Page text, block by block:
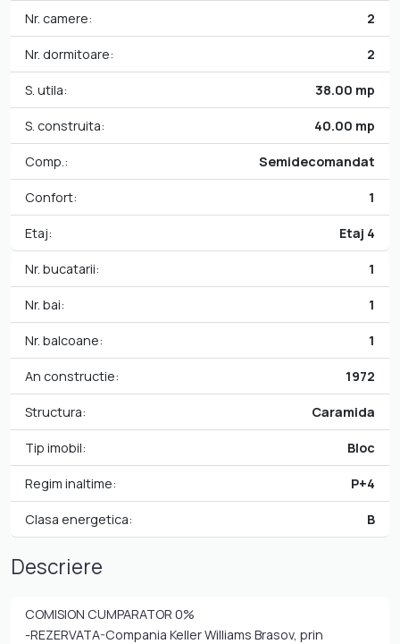
Nr. camere: 2
Nr. dormitoare: 2
S. utila: 38.00 mp
S. construita: 40.00 mp
Comp.: Semidecomandat
Confort: 1
Etaj: Etaj 4
Nr. bucatarii: 1
Nr. bai: 1
Nr. balcoane: 1
An constructie: 1972
Structura: Caramida
Tip imobil: Bloc
Regim inaltime: P+4
Clasa energetica: B
Descriere
COMISION CUMPARATOR 0%
-REZERVATA-Compania Keller Williams Brasov, prin